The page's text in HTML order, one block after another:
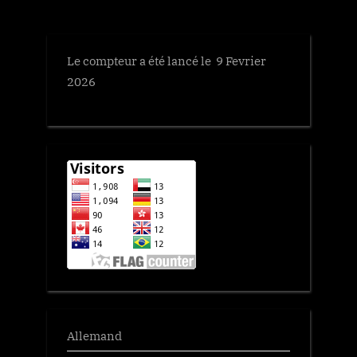
Le compteur a été lancé le 9 Fevrier
2026
Allemand